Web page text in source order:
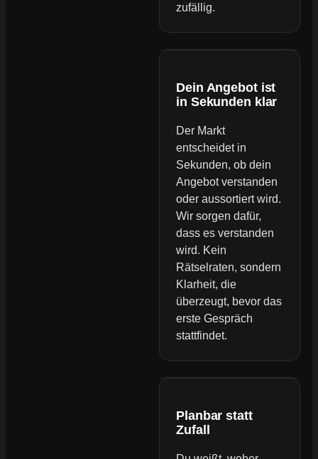
zufällig.
Dein Angebot ist
in Sekunden klar
Der Markt
entscheidet in
Sekunden, ob dein
Angebot verstanden
oder aussortiert wird.
Wir sorgen dafür,
dass es verstanden
wird. Kein
Rätselraten, sondern
Klarheit, die
überzeugt, bevor das
erste Gespräch
stattfindet.
Planbar statt
Zufall